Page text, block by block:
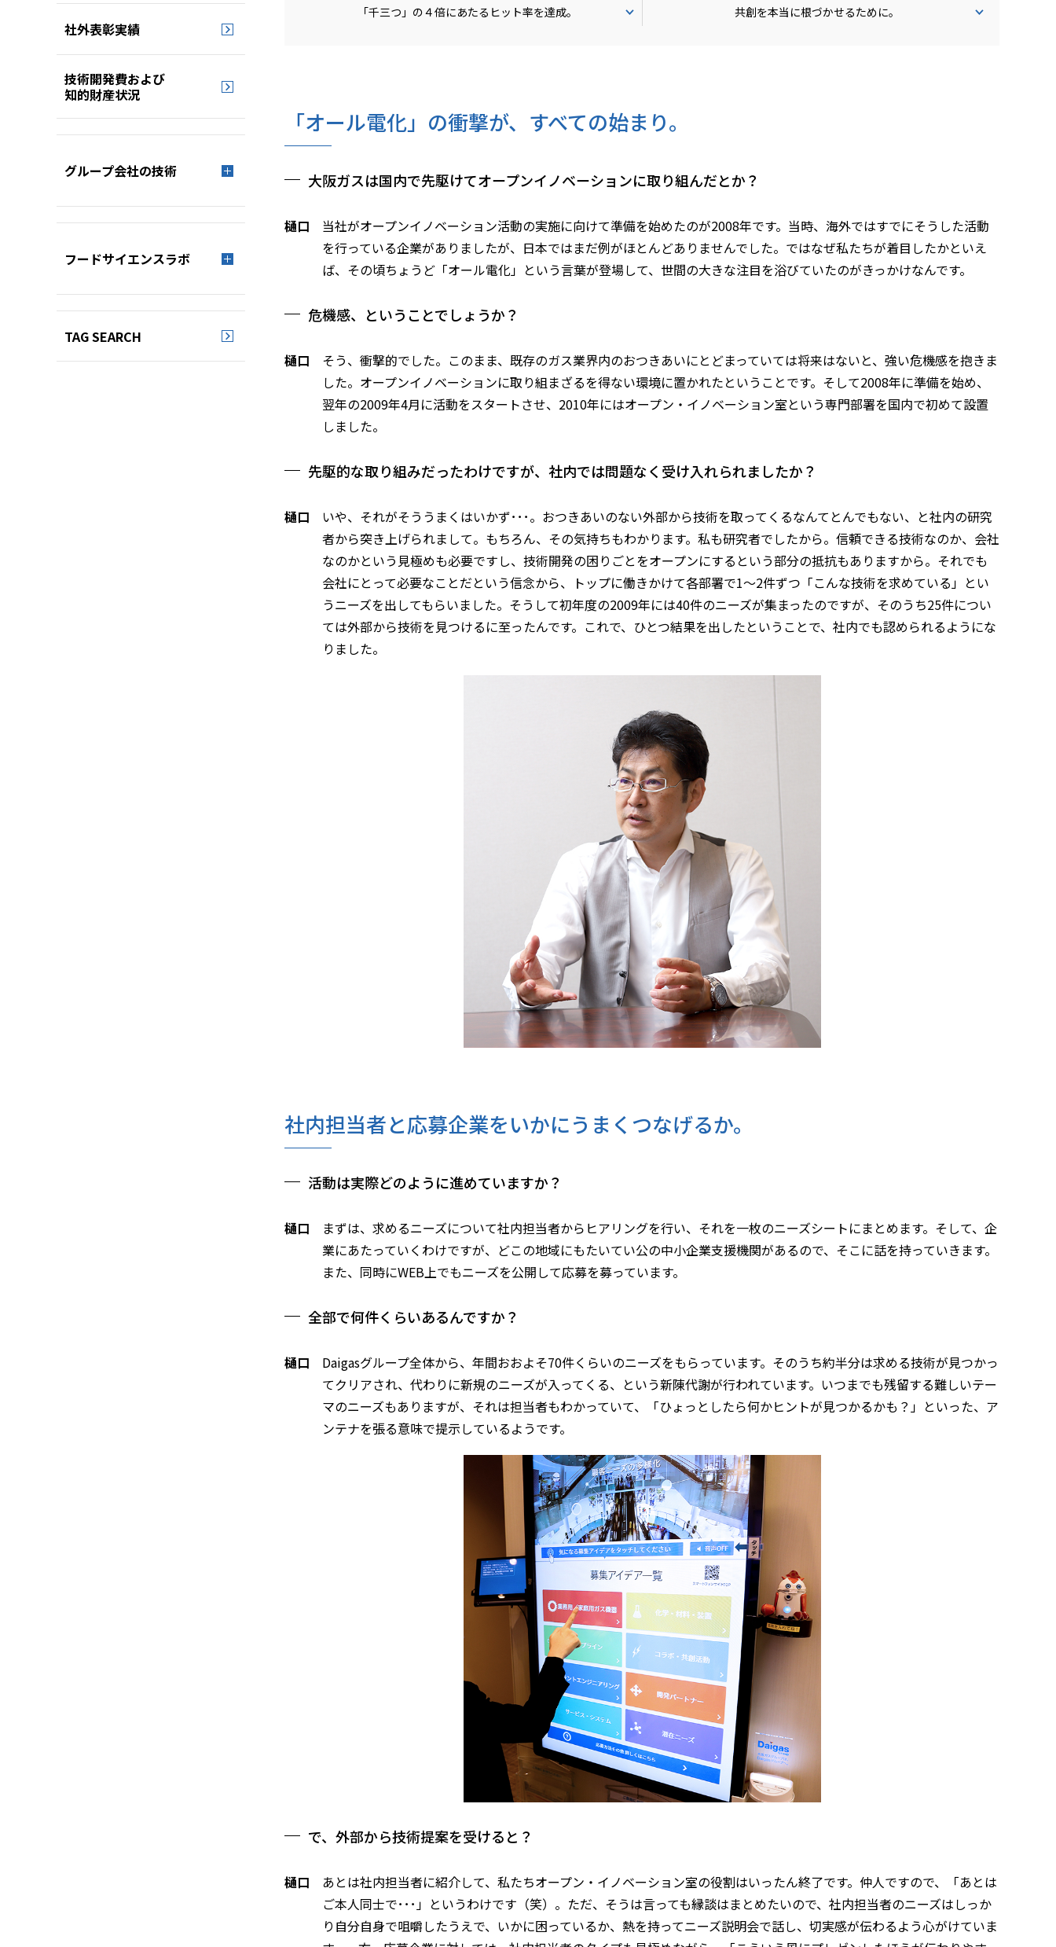
「千三つ」の４倍にあたるヒット率を達成。 共創を本当に根づかせるために。
「オール電化」の衝撃が、すべての始まり。
大阪ガスは国内で先駆けてオープンイノベーションに取り組んだとか？
樋口
当社がオープンイノベーション活動の実施に向けて準備を始めたのが2008年です。当時、海外ではすでにそうした活動
を行っている企業がありましたが、日本ではまだ例がほとんどありませんでした。ではなぜ私たちが着目したかといえ
ば、その頃ちょうど「オール電化」という言葉が登場して、世間の大きな注目を浴びていたのがきっかけなんです。
危機感、ということでしょうか？
樋口
そう、衝撃的でした。このまま、既存のガス業界内のおつきあいにとどまっていては将来はないと、強い危機感を抱きま
した。オープンイノベーションに取り組まざるを得ない環境に置かれたということです。そして2008年に準備を始め、
翌年の2009年4月に活動をスタートさせ、2010年にはオープン・イノベーション室という専門部署を国内で初めて設置
しました。
先駆的な取り組みだったわけですが、社内では問題なく受け入れられましたか？
樋口
いや、それがそううまくはいかず･･･。おつきあいのない外部から技術を取ってくるなんてとんでもない、と社内の研究
者から突き上げられまして。もちろん、その気持ちもわかります。私も研究者でしたから。信頼できる技術なのか、会社
なのかという見極めも必要ですし、技術開発の困りごとをオープンにするという部分の抵抗もありますから。それでも
会社にとって必要なことだという信念から、トップに働きかけて各部署で1～2件ずつ「こんな技術を求めている」とい
うニーズを出してもらいました。そうして初年度の2009年には40件のニーズが集まったのですが、そのうち25件につい
ては外部から技術を見つけるに至ったんです。これで、ひとつ結果を出したということで、社内でも認められるようにな
りました。
社内担当者と応募企業をいかにうまく つなげるか。
活動は実際どのように進めていますか？
樋口
まずは、求めるニーズについて社内担当者からヒアリングを行い、それを一枚のニーズシートにまとめます。そして、企
業にあたっていくわけですが、どこの地域にもたいてい公の中小企業支援機関があるので、そこに話を持っていきます。
また、同時にWEB上でもニーズを公開して応募を募っています。
全部で何件くらいあるんですか？
樋口
Daigasグループ全体から、年間おおよそ70件くらいのニーズをもらっています。そのうち約半分は求める技術が見つかっ
てクリアされ、代わりに新規のニーズが入ってくる、という新陳代謝が行われています。いつまでも残留する難しいテー
マのニーズもありますが、それは担当者もわかっていて、「ひょっとしたら何かヒントが見つかるかも？」といった、ア
ンテナを張る意味で提示しているようです。
で、外部から技術提案を受けると？
樋口
あとは社内担当者に紹介して、私たちオープン・イノベーション室の役割はいったん終了です。仲人ですので、「あとは
ご本人同士で･･･」というわけです（笑）。ただ、そうは言っても縁談はまとめたいので、社内担当者のニーズはしっか
り自分自身で咀嚼したうえで、いかに困っているか、熱を持ってニーズ説明会で話し、切実感が伝わるよう心がけていま
社外表彰実績
技術開発費および
知的財産状況
グループ会社の技術
フードサイエンスラボ
TAG SEARCH